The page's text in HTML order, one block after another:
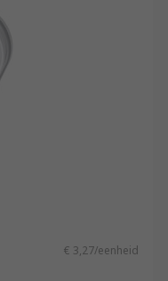
€ 3,27/eenheid